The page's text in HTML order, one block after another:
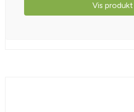
Vis produkt